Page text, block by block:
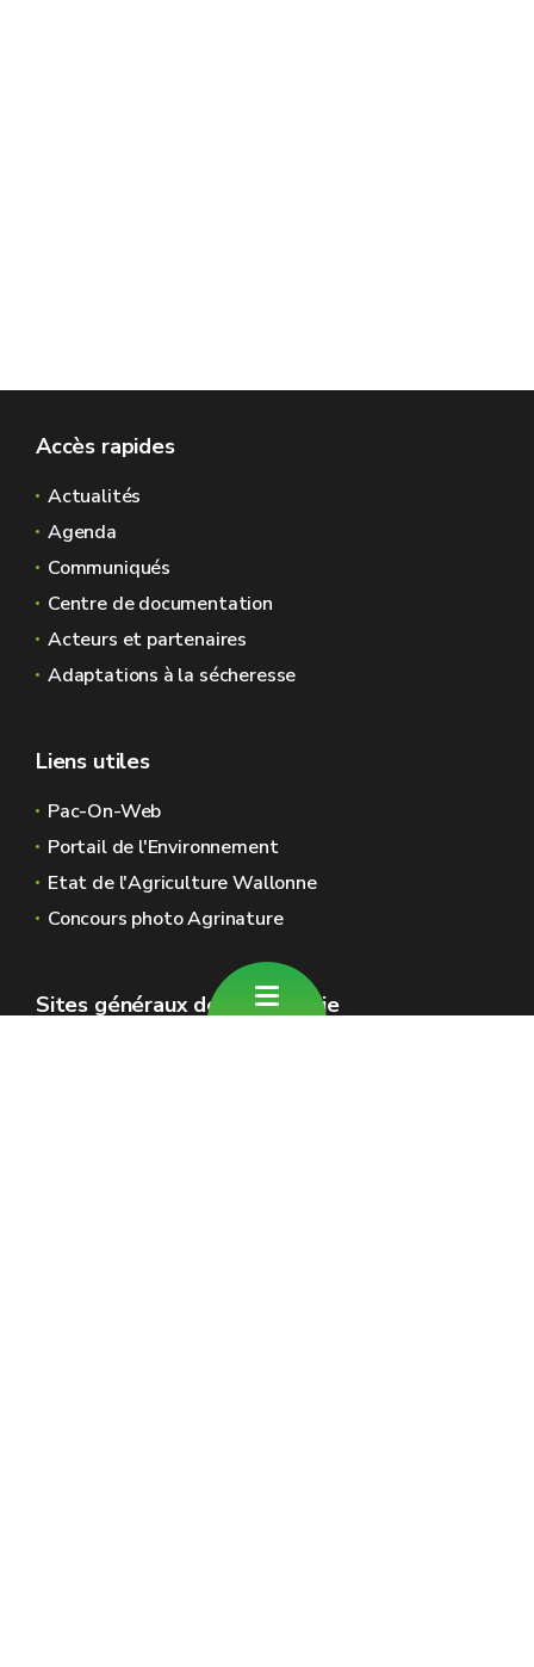
Accès rapides
Actualités
Agenda
Communiqués
Centre de documentation
Acteurs et partenaires
Adaptations à la sécheresse
Liens utiles
Pac-On-Web
Portail de l'Environnement
Etat de l'Agriculture Wallonne
Concours photo Agrinature
Sites généraux de la Wallonie